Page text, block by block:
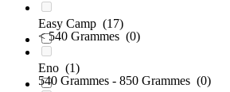
Easy Camp (17)
Eno (1)
< 540 Grammes (0)
540 Grammes - 850 Grammes (0)